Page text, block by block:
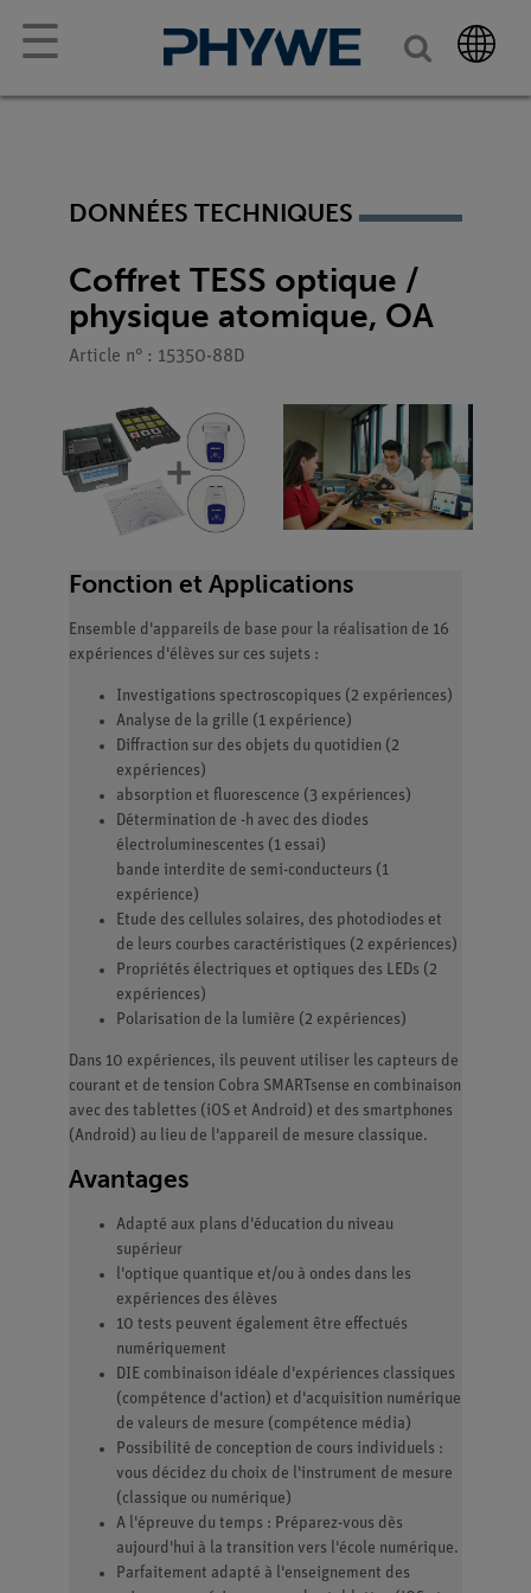
☰
DONNÉES TECHNIQUES
Coffret TESS optique /
physique atomique, OA
Article n° : 15350-88D
Fonction et Applications
Ensemble d'appareils de base pour la réalisation de 16
expériences d'élèves sur ces sujets :
Investigations spectroscopiques (2 expériences)
Analyse de la grille (1 expérience)
Diffraction sur des objets du quotidien (2
expériences)
absorption et fluorescence (3 expériences)
Détermination de -h avec des diodes
électroluminescentes (1 essai)
bande interdite de semi-conducteurs (1
expérience)
Etude des cellules solaires, des photodiodes et
de leurs courbes caractéristiques (2 expériences)
Propriétés électriques et optiques des LEDs (2
expériences)
Polarisation de la lumière (2 expériences)
Dans 10 expériences, ils peuvent utiliser les capteurs de
courant et de tension Cobra SMARTsense en combinaison
avec des tablettes (iOS et Android) et des smartphones
(Android) au lieu de l'appareil de mesure classique.
Avantages
Adapté aux plans d'éducation du niveau
supérieur
l'optique quantique et/ou à ondes dans les
expériences des élèves
10 tests peuvent également être effectués
numériquement
DIE combinaison idéale d'expériences classiques
(compétence d'action) et d'acquisition numérique
de valeurs de mesure (compétence média)
Possibilité de conception de cours individuels :
vous décidez du choix de l'instrument de mesure
(classique ou numérique)
A l'épreuve du temps : Préparez-vous dès
aujourd'hui à la transition vers l'école numérique.
Parfaitement adapté à l'enseignement des